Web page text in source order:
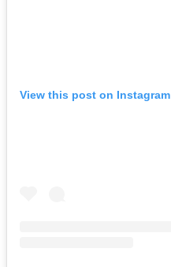
View this post on Instagram